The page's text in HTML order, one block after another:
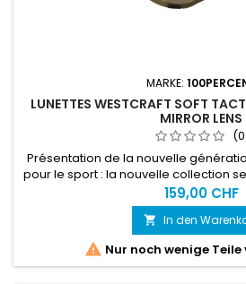
MARKE:
LUNETTES WESTCRAFT SOFT
MIRROR LENS
Présentation de la nouvelle
pour le sport : la nouvelle collection
puissants qui fonctionnent à la
Eastcraft correspondent à notre
ultime, à parts égales entre
mélange parfait de style et
plus...
159,00 CHF
 In den
 Nur noch wenige